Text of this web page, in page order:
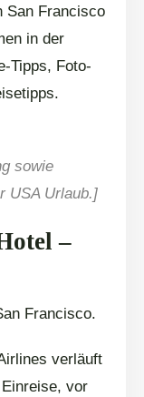
San Francisco
in der
Tipps, Foto-
sowie
USA Urlaub.]
–
Francisco.
verläuft
vor